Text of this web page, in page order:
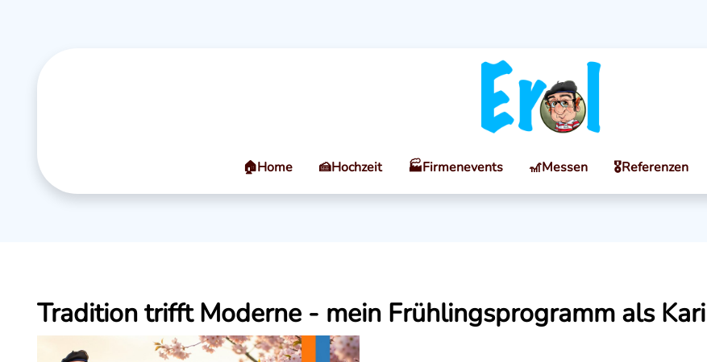
🏠Home 🍰Hochzeit 🏭Firmenevents 🎢Messen 🎖️Referenzen
Tradition trifft Moderne - mein Frühlingsprogramm als